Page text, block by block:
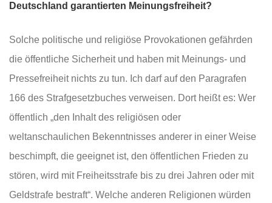
Deutschland garantierten Meinungsfreiheit?
Solche politische und religiöse Provokationen gefährden
die öffentliche Sicherheit und haben mit Meinungs- und
Pressefreiheit nichts zu tun. Ich darf auf den Paragrafen
166 des Strafgesetzbuches verweisen. Dort heißt es: Wer
öffentlich „den Inhalt des religiösen oder
weltanschaulichen Bekenntnisses anderer in einer Weise
beschimpft, die geeignet ist, den öffentlichen Frieden zu
stören, wird mit Freiheitsstrafe bis zu drei Jahren oder mit
Geldstrafe bestraft“. Welche anderen Religionen würden